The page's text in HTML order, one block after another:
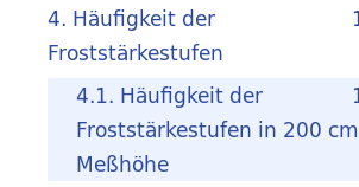
4. Häufigkeit der
Froststärkestufen
4.1. Häufigkeit der
Froststärkestufen in 200 cm
Meßhöhe